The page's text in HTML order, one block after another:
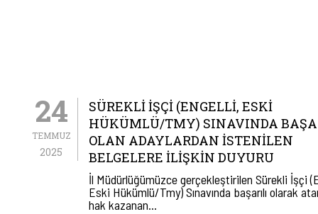
24
TEMMUZ
2025
SÜREKLİ İŞÇİ (ENGELLİ, ESKİ
HÜKÜMLÜ/TMY) SINAVINDA
OLAN ADAYLARDAN İSTENİLEN
BELGELERE İLİŞKİN DUYURU
İl Müdürlüğümüzce gerçekleştirilen Sürekli İşçi
Eski Hükümlü/Tmy) Sınavında başarılı olarak
hak kazanan…